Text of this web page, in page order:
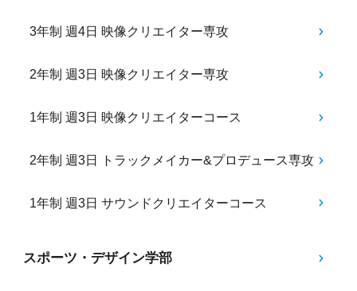
3年制 週4日 映像クリエイター専攻
2年制 週3日 映像クリエイター専攻
1年制 週3日 映像クリエイターコース
2年制 週3日 トラックメイカー&プロデュース専攻
1年制 週3日 サウンドクリエイターコース
スポーツ・デザイン学部